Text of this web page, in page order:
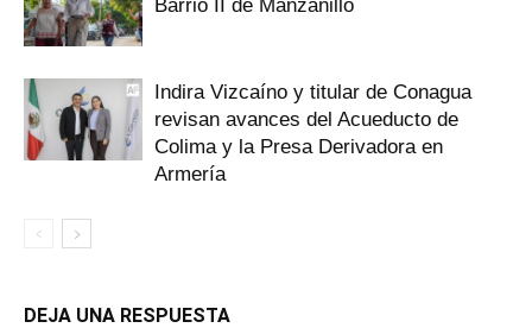
Barrio II de Manzanillo
Indira Vizcaíno y titular de Conagua
revisan avances del Acueducto de
Colima y la Presa Derivadora en
Armería
DEJA UNA RESPUESTA